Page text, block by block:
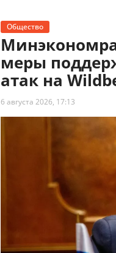
Общество
меры
атак на
6 августа 2026, 17:13